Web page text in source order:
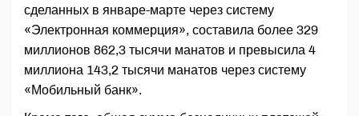
сделанных в январе-марте через систему
«Электронная коммерция», составила более 329
миллионов 862,3 тысячи манатов и превысила 4
миллиона 143,2 тысячи манатов через систему
«Мобильный банк».